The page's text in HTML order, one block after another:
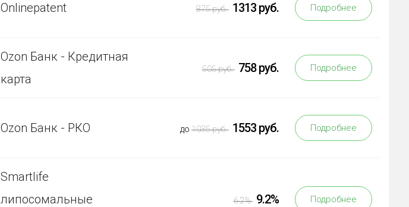
Onlinepatent 875 руб. 1313 руб. Подробнее
Ozon Банк - Кредитная
карта
505 руб. 758 руб. Подробнее
Ozon Банк - РКО до1035 руб. 1553 руб. Подробнее
Smartlife
липосомальные
6.2% 9.2% Подробнее